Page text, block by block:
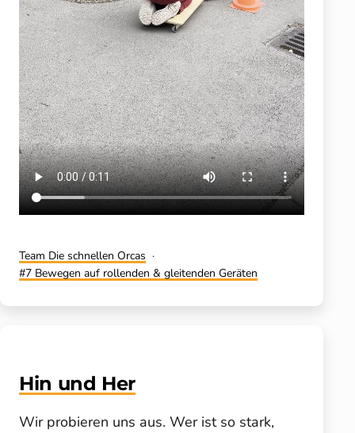
Kategorisiert
als
Team Die schnellen Orcas
Verschlagwortet
7 Bewegen auf rollenden & gleitenden Geräten
Hin und Her
Wir probieren uns aus. Wer ist so stark,